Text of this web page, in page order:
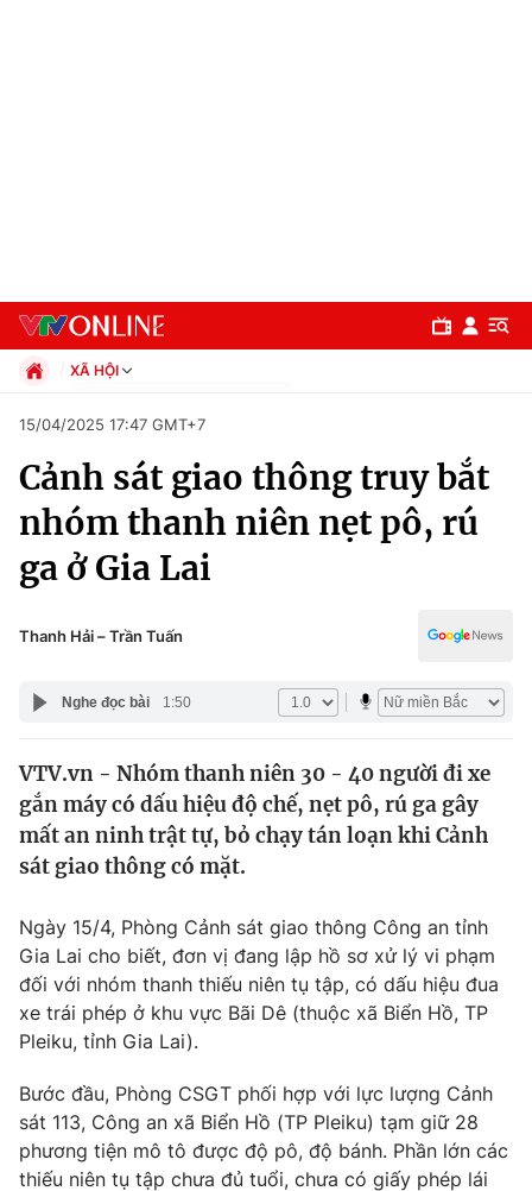
Chuyên mục
Chính trị
Thế giới
Tin tức
Câu chuyện quốc tế
Kinh tế
Tài chính
Thị trường
Góc doanh nghiệp
Dữ liệu và đời sống
Truyền hình
Hậu trường
Nhân vật
Giải trí
Điện ảnh
Đời sống
XÃ HỘI
Xã hội
Pháp luật
Thể thao
Truyền hình
Giáo dục
15/04/2025 17:47 GMT+7
Cảnh sát giao thông truy bắt
nhóm thanh niên nẹt pô, rú
ga ở Gia Lai
Thanh Hải – Trần Tuấn
Nghe đọc bài 1:50
VTV.vn - Nhóm thanh niên 30 - 40 người đi xe
gắn máy có dấu hiệu độ chế, nẹt pô, rú ga gây
mất an ninh trật tự, bỏ chạy tán loạn khi Cảnh
sát giao thông có mặt.
Ngày 15/4, Phòng Cảnh sát giao thông Công an tỉnh
Gia Lai cho biết, đơn vị đang lập hồ sơ xử lý vi phạm
đối với nhóm thanh thiếu niên tụ tập, có dấu hiệu đua
xe trái phép ở khu vực Bãi Dê (thuộc xã Biển Hồ, TP
Pleiku, tỉnh Gia Lai).
Bước đầu, Phòng CSGT phối hợp với lực lượng Cảnh
sát 113, Công an xã Biển Hồ (TP Pleiku) tạm giữ 28
phương tiện mô tô được độ pô, độ bánh. Phần lớn các
thiếu niên tụ tập chưa đủ tuổi, chưa có giấy phép lái